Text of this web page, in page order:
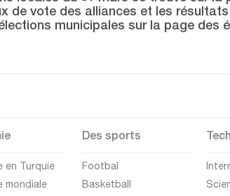
de vote des alliances et les
municipales sur la page des
en Turquie
mondiale
Des sports
Footbal
Basketball